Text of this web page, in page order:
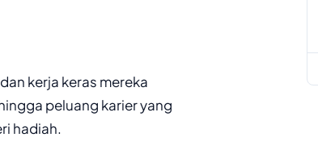
kerja keras mereka
peluang karier yang
hadiah.